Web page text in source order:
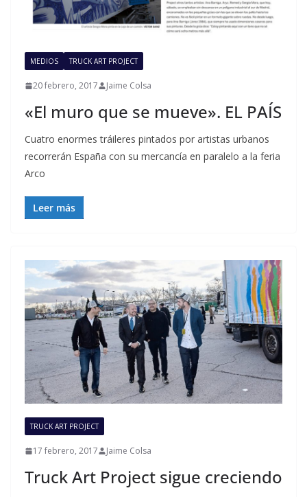
MEDIOS TRUCK ART PROJECT
20 febrero, 2017 Jaime Colsa
«El muro que se mueve». EL PAÍS
Cuatro enormes tráileres pintados por artistas urbanos
recorrerán España con su mercancía en paralelo a la feria
Arco
Leer más
TRUCK ART PROJECT
17 febrero, 2017 Jaime Colsa
Truck Art Project sigue creciendo